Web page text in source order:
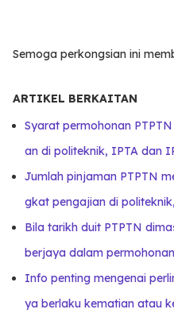
Semoga perkongsian ini
ARTIKEL BERKAITAN
Syarat permohonan
an di politeknik, IPTA dan
Jumlah pinjaman PTPTN
gkat pengajian di
Bila tarikh duit PTPTN
berjaya dalam
Info penting mengenai
ya berlaku kematian atau